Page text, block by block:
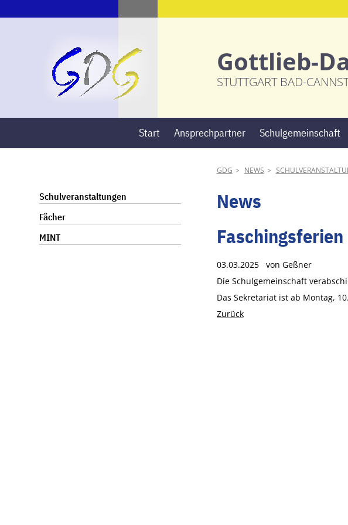
Gottlieb-
STUTTGART BAD-
Start Ansprechpartner Schulgemeinschaft
GDG NEWS
News
Faschingsferien
03.03.2025
von Geßner
Die Schulgemeinschaft
Das Sekretariat ist ab Montag,
Zurück
Navigation
überspringen
Schulveranstaltungen
Fächer
MINT